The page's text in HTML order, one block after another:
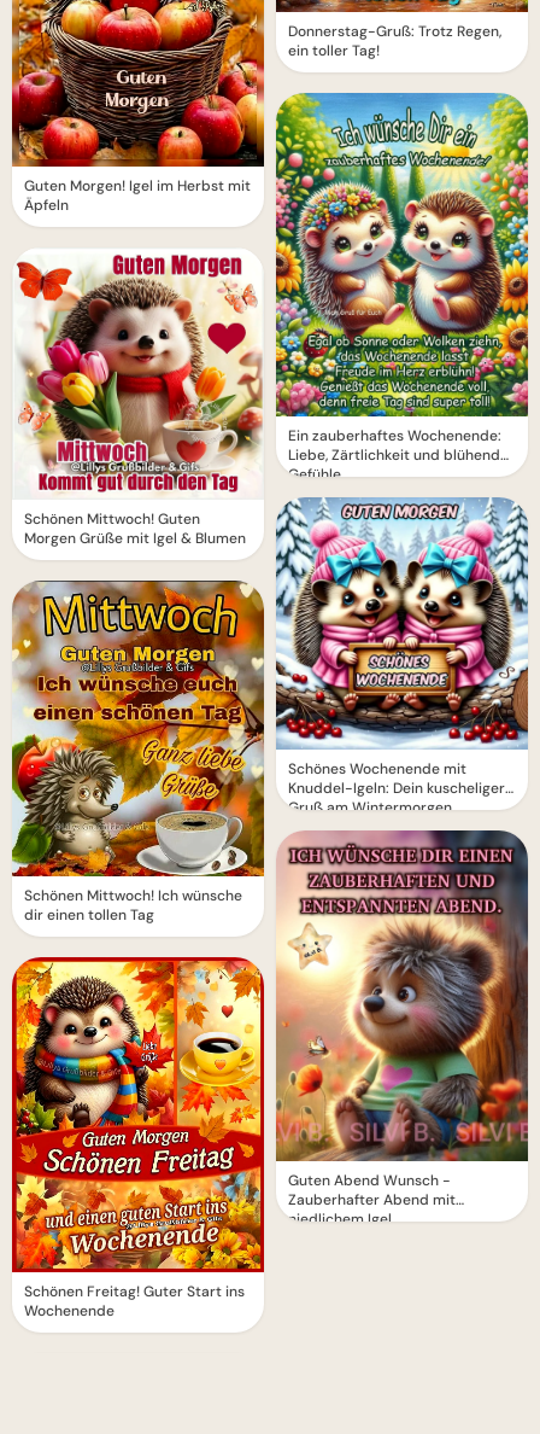
Guten Morgen! Igel im Herbst mit
Äpfeln
Schönen Mittwoch! Guten
Morgen Grüße mit Igel & Blumen
Schönen Mittwoch! Ich wünsche
dir einen tollen Tag
Schönen Freitag! Guter Start ins
Wochenende
Donnerstag-Gruß: Trotz Regen,
ein toller Tag!
Ein zauberhaftes Wochenende:
Liebe, Zärtlichkeit und blühende
Gefühle
Schönes Wochenende mit
Knuddel-Igeln: Dein kuscheliger
Gruß am Wintermorgen
Guten Abend Wunsch -
Zauberhafter Abend mit
niedlichem Igel